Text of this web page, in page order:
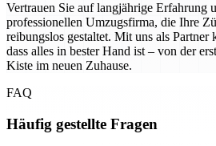
Vertrauen Sie auf langjährige Erfahrung
professionellen Umzugsfirma, die Ihre
reibungslos gestaltet. Mit uns als Partner
dass alles in bester Hand ist – von der
Kiste im neuen Zuhause.
FAQ
Häufig gestellte Fragen